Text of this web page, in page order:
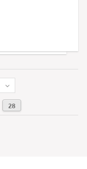
28